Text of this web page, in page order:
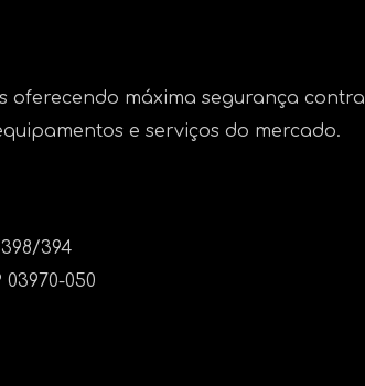
oferecendo máxima segurança contra
e serviços do mercado.
394
050